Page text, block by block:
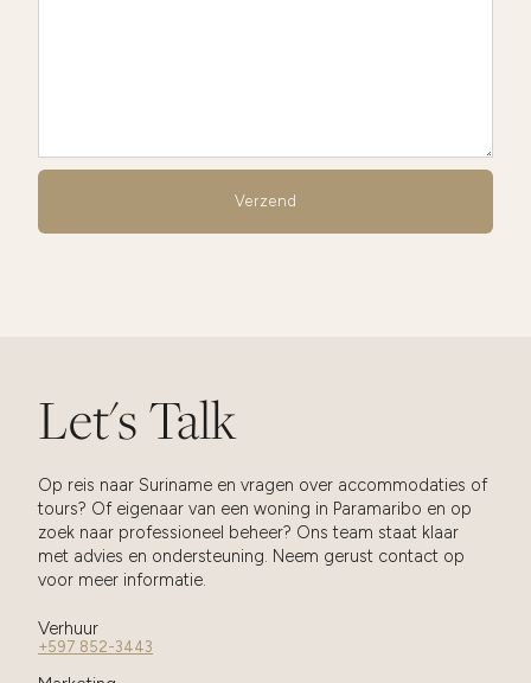
Let's Talk
Op reis naar Suriname en vragen over accommodaties of
tours? Of eigenaar van een woning in Paramaribo en op
zoek naar professioneel beheer? Ons team staat klaar
met advies en ondersteuning. Neem gerust contact op
voor meer informatie.
Verhuur
+597 852-3443